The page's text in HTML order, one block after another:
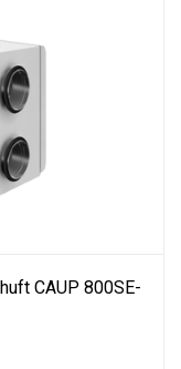
CAUP 800SE-